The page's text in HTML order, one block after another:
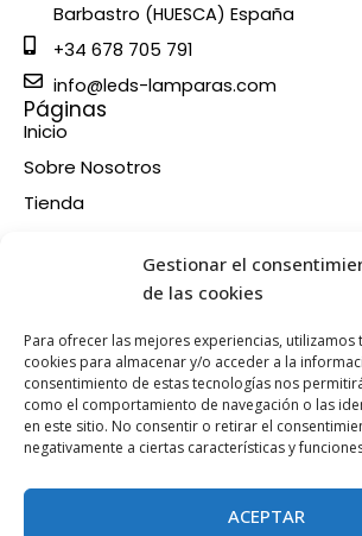
Gestionar el
de las cookies
Para ofrecer las mejores experiencias,
cookies para almacenar y/o acceder a la
consentimiento de estas tecnologías nos
como el comportamiento de navegación o las
en este sitio. No consentir o retirar el
negativamente a ciertas características y
ACEPTAR
Barbastro (HUESCA) España
+34 678 705 791
info@leds-lamparas.com
Páginas
Inicio
Sobre Nosotros
Tienda
Información
Condiciones de compra
Política de devoluciones y
Política de cookies
Síganos en nuestras RRSS
a - i n